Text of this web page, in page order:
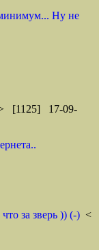
Ну не
[1125] 17-09-
за зверь )) (-) <